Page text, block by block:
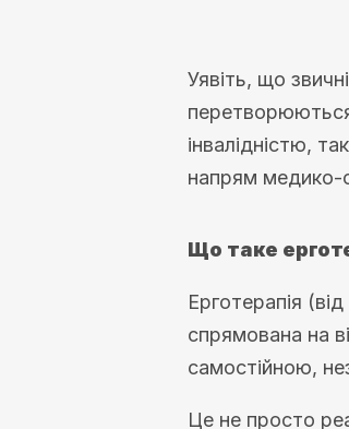
Уявіть, що
перетворюються
інвалідністю,
напрям медико-
Що таке
Ерготерапія (від
спрямована на
самостійною,
Це не просто